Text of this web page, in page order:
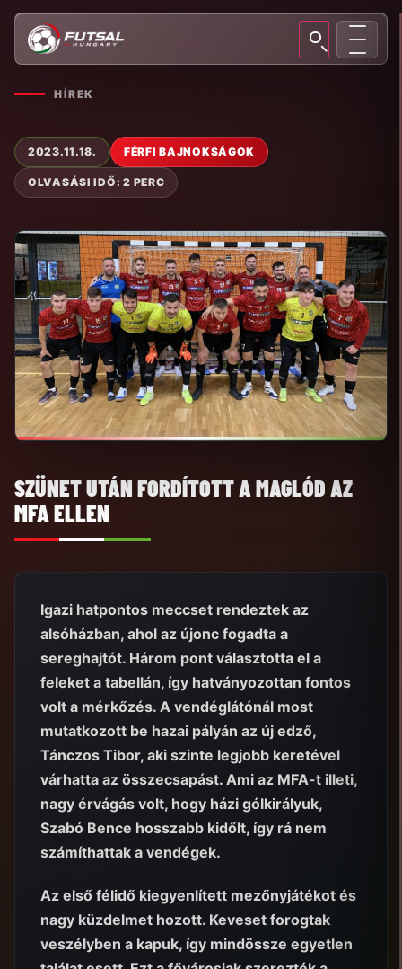
HÍREK
2023.11.18. FÉRFI BAJNOKSÁGOK
OLVASÁSI IDŐ: 2 PERC
SZÜNET UTÁN FORDÍTOTT A MAGLÓD AZ
MFA ELLEN
Igazi hatpontos meccset rendeztek az
alsóházban, ahol az újonc fogadta a
sereghajtót. Három pont választotta el a
feleket a tabellán, így hatványozottan fontos
volt a mérkőzés. A vendéglátónál most
mutatkozott be hazai pályán az új edző,
Tánczos Tibor, aki szinte legjobb keretével
várhatta az összecsapást. Ami az MFA-t illeti,
nagy érvágás volt, hogy házi gólkirályuk,
Szabó Bence hosszabb kidőlt, így rá nem
számíthattak a vendégek.
Az első félidő kiegyenlített mezőnyjátékot és
nagy küzdelmet hozott. Keveset forogtak
veszélyben a kapuk, így mindössze egyetlen